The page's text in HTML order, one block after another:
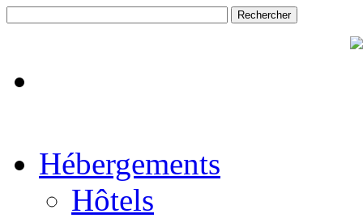
Hébergements
Hôtels